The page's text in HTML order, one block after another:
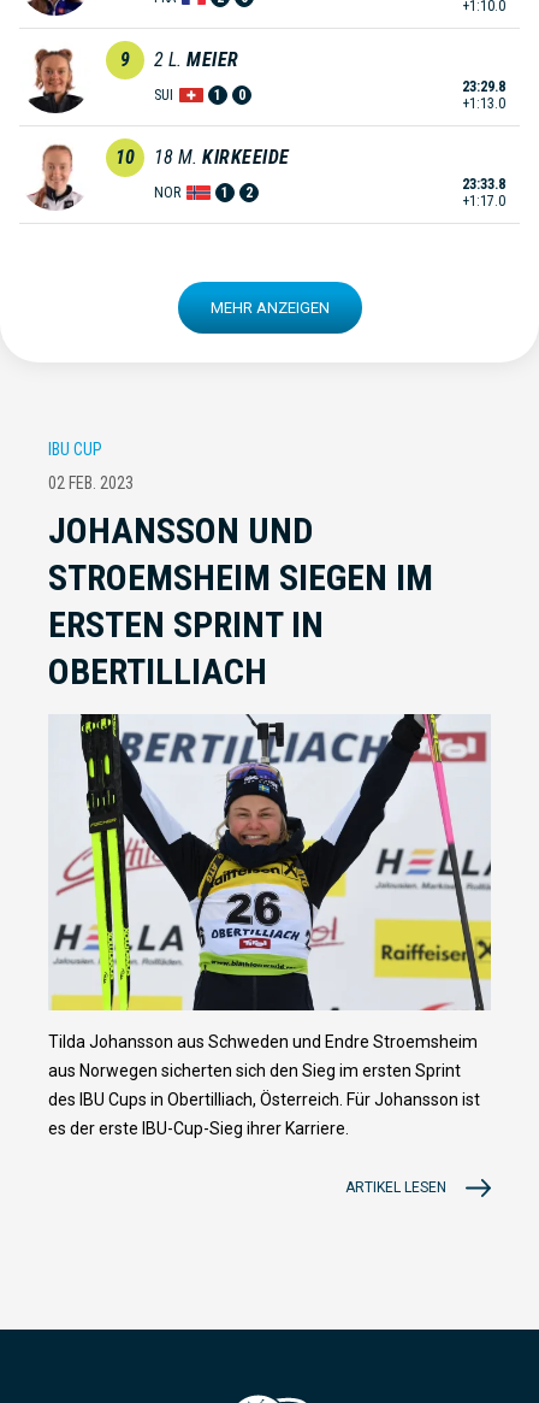
+1:10.0
9 2 L. MEIER
SUI 1 0
23:29.8
+1:13.0
10 18 M. KIRKEEIDE
NOR 1 2
23:33.8
+1:17.0
MEHR ANZEIGEN
IBU CUP
02 FEB. 2023
JOHANSSON UND
STROEMSHEIM SIEGEN IM
ERSTEN SPRINT IN
OBERTILLIACH
Tilda Johansson aus Schweden und Endre Stroemsheim
aus Norwegen sicherten sich den Sieg im ersten Sprint
des IBU Cups in Obertilliach, Österreich. Für Johansson ist
es der erste IBU-Cup-Sieg ihrer Karriere.
ARTIKEL LESEN